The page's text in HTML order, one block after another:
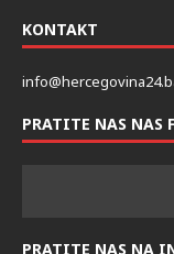
KONTAKT
PRATITE NAS NAS
PRATITE NAS NA